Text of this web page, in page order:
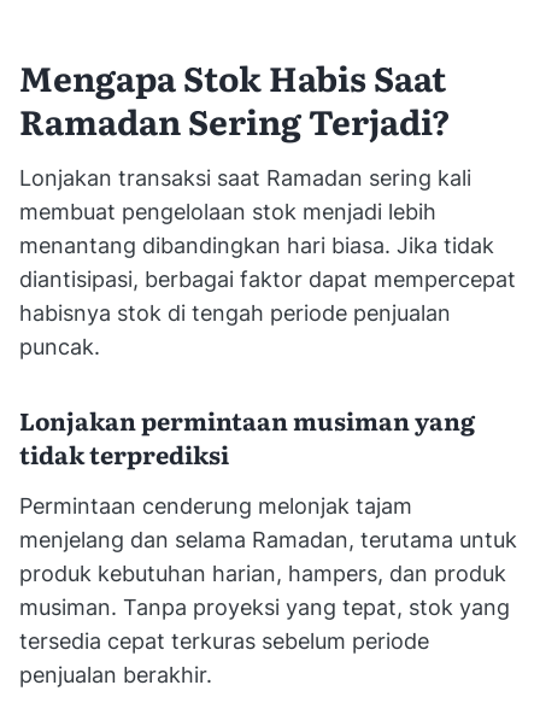
Mengapa Stok Habis Saat
Ramadan Sering Terjadi?
Lonjakan transaksi saat Ramadan sering kali
membuat pengelolaan stok menjadi lebih
menantang dibandingkan hari biasa. Jika tidak
diantisipasi, berbagai faktor dapat mempercepat
habisnya stok di tengah periode penjualan
puncak.
Lonjakan permintaan musiman yang
tidak terprediksi
Permintaan cenderung melonjak tajam
menjelang dan selama Ramadan, terutama untuk
produk kebutuhan harian, hampers, dan produk
musiman. Tanpa proyeksi yang tepat, stok yang
tersedia cepat terkuras sebelum periode
penjualan berakhir.